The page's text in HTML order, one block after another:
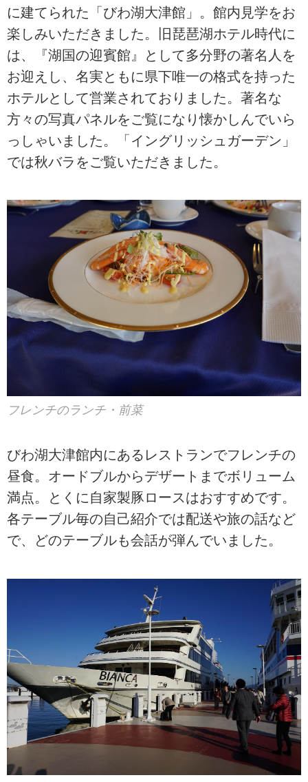
に建てられた「びわ湖大津館」。館内見学をお
楽しみいただきました。旧琵琶湖ホテル時代に
は、『湖国の迎賓館』として多分野の著名人を
お迎えし、名実ともに県下唯一の格式を持った
ホテルとして営業されておりました。著名な
方々の写真パネルをご覧になり懐かしんでいら
っしゃいました。「イングリッシュガーデン」
では秋バラをご覧いただきました。
フレンチのランチ・前菜
びわ湖大津館内にあるレストランでフレンチの
昼食。オードブルからデザートまでボリューム
満点。とくに自家製豚ロースはおすすめです。
各テーブル毎の自己紹介では配送や旅の話など
で、どのテーブルも会話が弾んでいました。